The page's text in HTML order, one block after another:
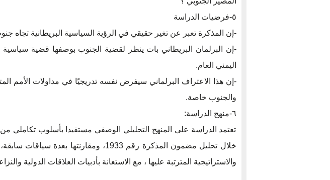
٥-فرضيات الدراسة
-إن المذكرة تعبر عن تغير حقيقي في الرؤية السياسية البريطانية تجاه
-إن البرلمان البريطاني بات ينظر لقضية الجنوب بوصفها قضية
اليمني العام.
-إن هذا الاعتراف البرلماني سيفرض نفسه تدريجيًا في مداولات الأمم
والجنوب خاصة.
٦-منهج الدراسة:
تعتمد الدراسة على المنهج التحليلي الوصفي مستفيدا بأسلوب تكاملي
خلال تحليل مضمون المذكرة رقم 1933، ومقارنتها
والاستراتيجية المترتبة عليها ، مع الاستعانة بأدبيات العلاقات الدولية